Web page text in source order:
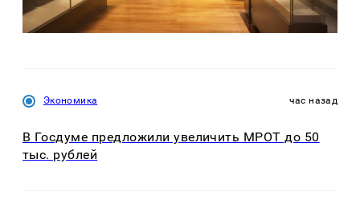
Экономика час назад
В Госдуме предложили увеличить МРОТ до 50
тыс. рублей